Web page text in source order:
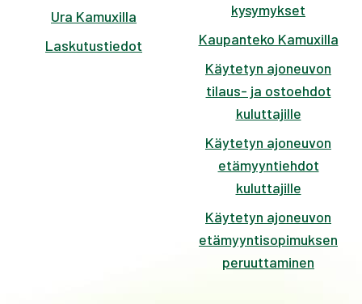
Ura Kamuxilla
Laskutustiedot
kysymykset
Kaupanteko Kamuxilla
Käytetyn ajoneuvon
tilaus- ja ostoehdot
kuluttajille
Käytetyn ajoneuvon
etämyyntiehdot
kuluttajille
Käytetyn ajoneuvon
etämyyntisopimuksen
peruuttaminen